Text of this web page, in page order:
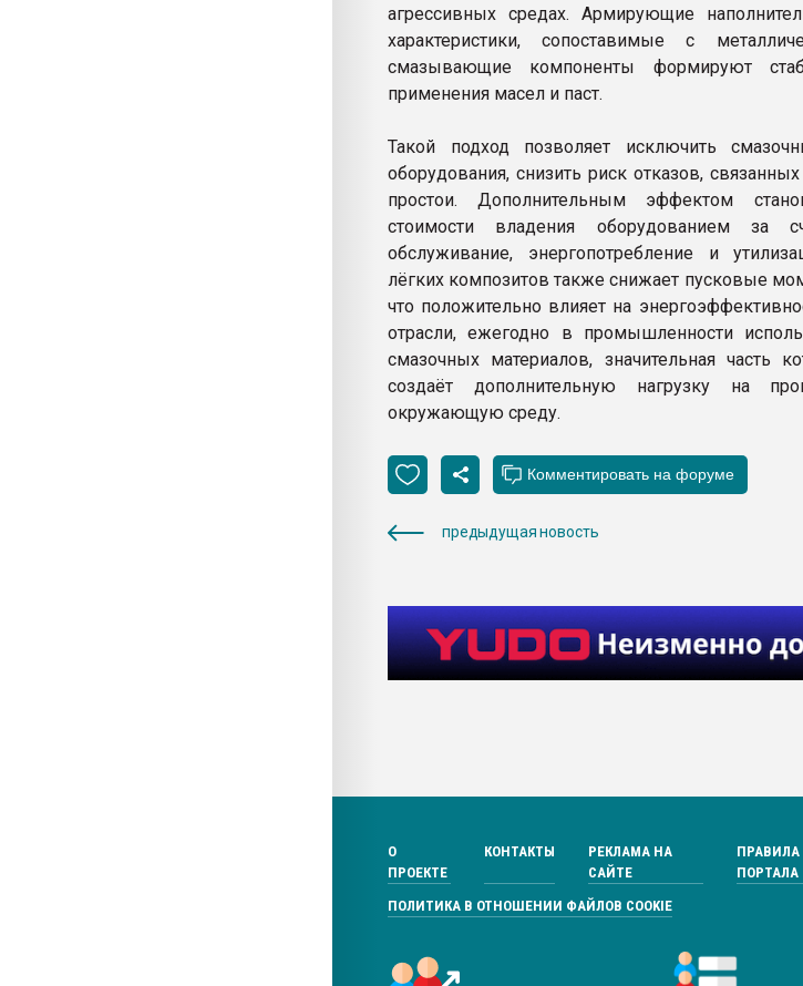
агрессивных средах. Армирующие
характеристики, сопоставимые с
смазывающие компоненты формируют
применения масел и паст.
Такой подход позволяет исключить
оборудования, снизить риск отказов,
простои. Дополнительным эффектом
стоимости владения оборудованием за
обслуживание, энергопотребление и
лёгких композитов также снижает пусковые
что положительно влияет на
отрасли, ежегодно в промышленности
смазочных материалов, значительная часть
создаёт дополнительную нагрузку на
окружающую среду.
предыдущая новость
О
ПРОЕКТЕ
КОНТАКТЫ
РЕКЛАМА НА
САЙТЕ
ПРАВИЛА
ПОРТАЛА
ПОЛИТИКА В ОТНОШЕНИИ ФАЙЛОВ COOKIE